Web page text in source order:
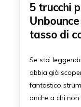
5 trucchi
tasso di
Se stai
abbia già
fantastico
anche a chi